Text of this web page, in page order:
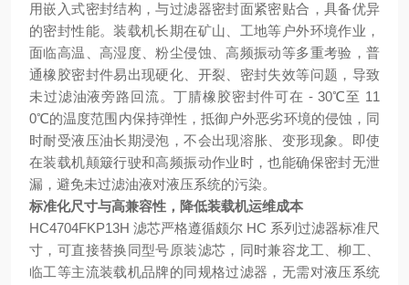
用嵌入式密封结构，与过滤器密封面紧密贴合，具备优异
的密封性能。装载机长期在矿山、工地等户外环境作业，
面临高温、高湿度、粉尘侵蚀、高频振动等多重考验，普
通橡胶密封件易出现硬化、开裂、密封失效等问题，导致
未过滤油液旁路回流。丁腈橡胶密封件可在 - 30℃至 11
0℃的温度范围内保持弹性，抵御户外恶劣环境的侵蚀，同
时耐受液压油长期浸泡，不会出现溶胀、变形现象。即使
在装载机颠簸行驶和高频振动作业时，也能确保密封无泄
漏，避免未过滤油液对液压系统的污染。
标准化尺寸与高兼容性，降低装载机运维成本
HC4704FKP13H 滤芯严格遵循颇尔 HC 系列过滤器标准尺
寸，可直接替换同型号原装滤芯，同时兼容龙工、柳工、
临工等主流装载机品牌的同规格过滤器，无需对液压系统